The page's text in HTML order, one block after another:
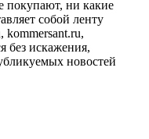
покупают, ни какие
собой ленту
kommersant.ru,
без искажения,
новостей